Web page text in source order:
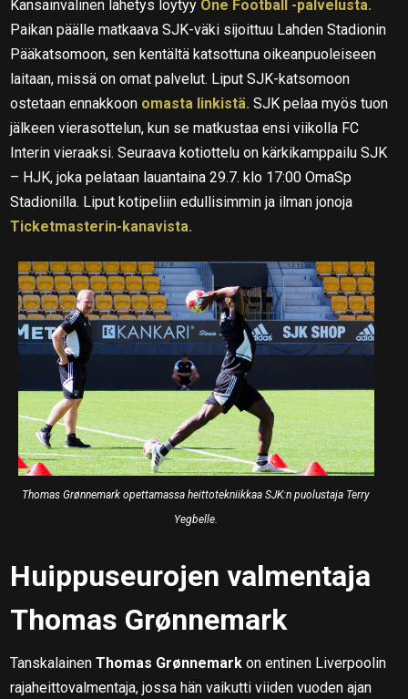
Kansainvälinen lähetys löytyy One Football -palvelusta.
Paikan päälle matkaava SJK-väki sijoittuu Lahden Stadionin
Pääkatsomoon, sen kentältä katsottuna oikeanpuoleiseen
laitaan, missä on omat palvelut. Liput SJK-katsomoon
ostetaan ennakkoon omasta linkistä. SJK pelaa myös tuon
jälkeen vierasottelun, kun se matkustaa ensi viikolla FC
Interin vieraaksi. Seuraava kotiottelu on kärkikamppailu SJK
– HJK, joka pelataan lauantaina 29.7. klo 17:00 OmaSp
Stadionilla. Liput kotipeliin edullisimmin ja ilman jonoja
Ticketmasterin-kanavista.
Thomas Grønnemark opettamassa heittotekniikkaa SJK:n puolustaja Terry
Yegbelle.
Huippuseurojen valmentaja
Thomas Grønnemark
TanskalainenThomas Grønnemark on entinen Liverpoolin
rajaheittovalmentaja, jossa hän vaikutti viiden vuoden ajan